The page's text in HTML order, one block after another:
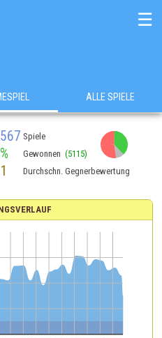
☰
ALLE SPIELE
Spiele
Gewonnen (5115)
Durchschn. Gegnerbewertung